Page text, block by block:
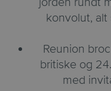
konvolut,
Reunion
britiske og
med